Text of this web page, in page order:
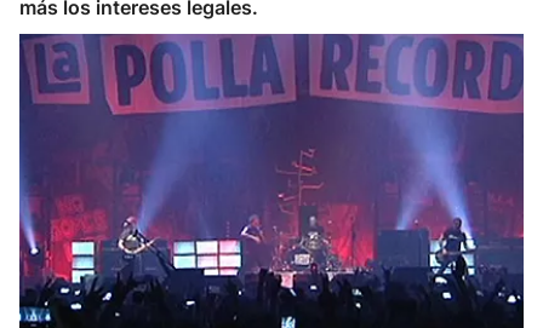
más los intereses legales.